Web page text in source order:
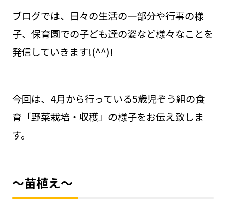
ブログでは、日々の生活の一部分や行事の様
子、保育園での子ども達の姿など様々なことを
発信していきます!(^^)!
今回は、4月から行っている5歳児ぞう組の食
育「野菜栽培・収穫」の様子をお伝え致しま
す。
～苗植え～